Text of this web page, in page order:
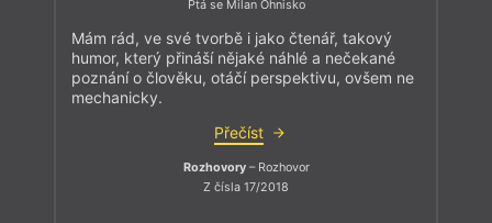
Ptá se Milan Ohnisko
Mám rád, ve své tvorbě i jako čtenář, takový
humor, který přináší nějaké náhlé a nečekané
poznání o člověku, otáčí perspektivu, ovšem ne
mechanicky.
Přečíst
Rozhovory– Rozhovor
Z čísla 17/2018